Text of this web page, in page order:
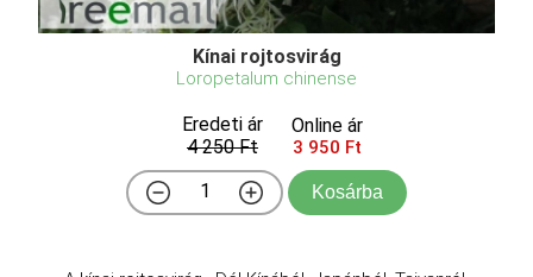
Kínai rojtosvirág
Loropetalum chinense
Eredeti ár
4 250 Ft
Online ár
3 950 Ft
Kosárba